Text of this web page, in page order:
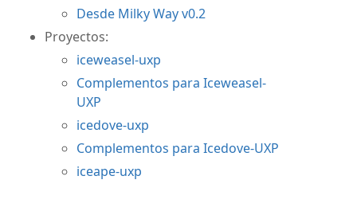
Desde Milky Way v0.2
Proyectos:
iceweasel-uxp
Complementos para Iceweasel-
UXP
icedove-uxp
Complementos para Icedove-UXP
iceape-uxp